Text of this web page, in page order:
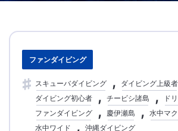
ファンダイビング
スキューバダイビング
ダイビング上級者
ダイビング初心者
チービシ諸島
ド
ファンダイビング
慶伊瀬島
水中マ
水中ワイド
沖縄ダイビング